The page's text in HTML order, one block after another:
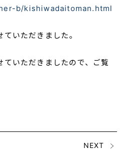
b/kishiwadaitoman.html
いただきました。
いただきましたので、ご覧
NEXT